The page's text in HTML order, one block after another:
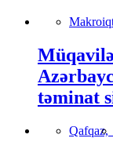
təminat
Qafqaz,